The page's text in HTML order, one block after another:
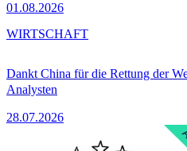
01.08.2026
Dankt China für die Rettung der
Analysten
28.07.2026
WIRTSCHAFT